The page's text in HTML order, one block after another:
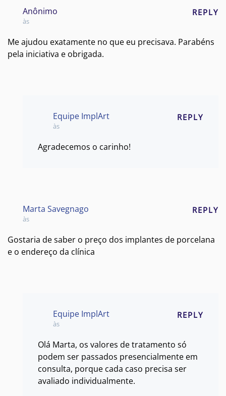
Anônimo
às
REPLY
Me ajudou exatamente no que eu precisava. Parabéns
pela iniciativa e obrigada.
Equipe ImplArt
às
REPLY
Agradecemos o carinho!
Marta Savegnago
às
REPLY
Gostaria de saber o preço dos implantes de porcelana
e o endereço da clínica
Equipe ImplArt
às
REPLY
Olá Marta, os valores de tratamento só
podem ser passados presencialmente em
consulta, porque cada caso precisa ser
avaliado individualmente.